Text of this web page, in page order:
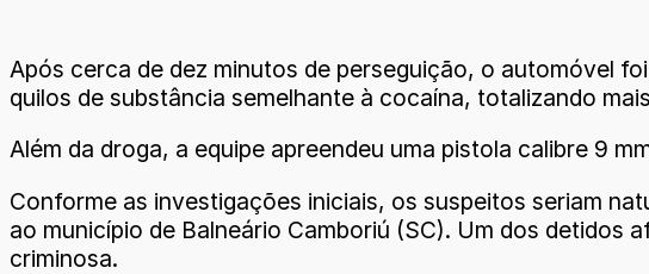
Após cerca de dez minutos de perseguição, o automóvel
quilos de substância semelhante à cocaína, totalizando
Além da droga, a equipe apreendeu uma pistola calibre 9
Conforme as investigações iniciais, os suspeitos seriam
ao município de Balneário Camboriú (SC). Um dos
criminosa.